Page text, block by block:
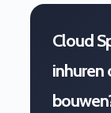
Cloud
inhuren